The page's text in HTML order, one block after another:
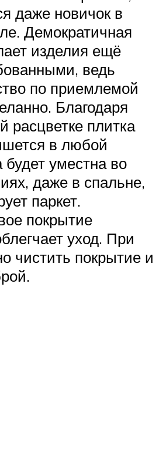
даже новичок в
Демократичная
изделия ещё
ведь
по приемлемой
Благодаря
расцветке плитка
в любой
уместна во
даже в спальне,
паркет.
покрытие
уход. При
чистить покрытие и